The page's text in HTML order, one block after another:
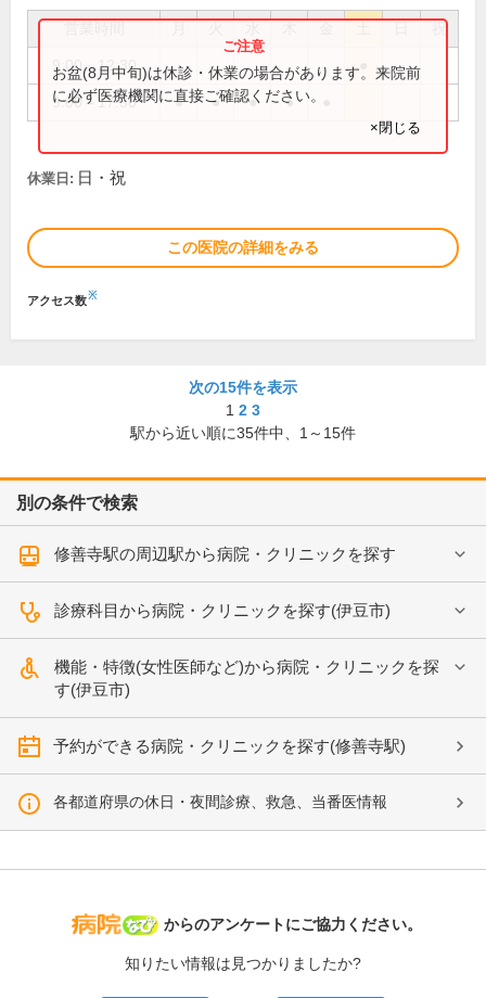
祝
9:00～12:30
9:00～17:30 ● ● ● ●
お盆(8月中旬)は休診・休業の場合があります。来院前
に必ず医療機関に直接ご確認ください。
×閉じる
休業日: 日・祝
この医院の詳細をみる
アクセス数※
次の15件を表示
1 2 3
駅から近い順に35件中、 1～15件
別の条件で検索
修善寺駅の周辺駅から病院・クリニックを探す
診療科目から病院・クリニックを探す(伊豆市)
機能・特徴(女性医師など)から病院・クリニックを探
す(伊豆市)
予約ができる病院・クリニックを探す(修善寺駅)
各都道府県の休日・夜間診療、救急、当番医情報
病院なび
からのアンケートにご協力ください。
知りたい情報は見つかりましたか?